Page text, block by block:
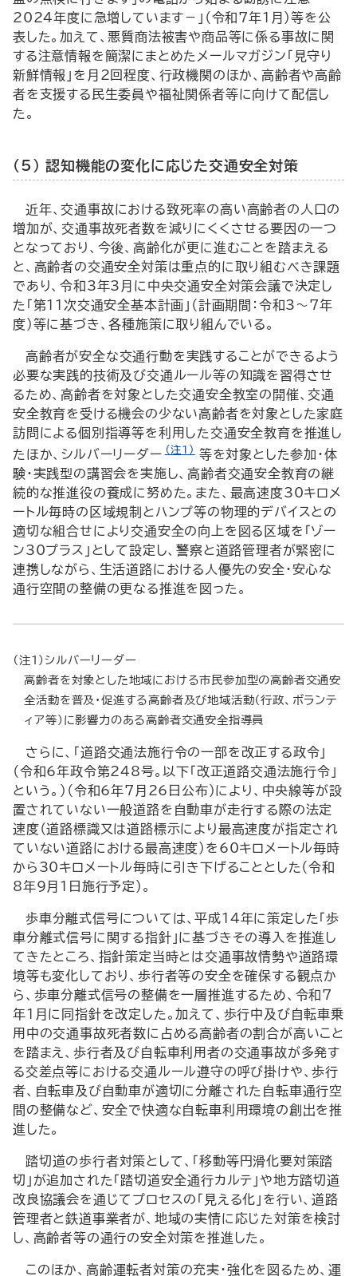
2024年度に急増しています－」（令和7年1月）等を公
表した。加えて、悪質商法被害や商品等に係る事故に関
する注意情報を簡潔にまとめたメールマガジン「見守り
新鮮情報」を月2回程度、行政機関のほか、高齢者や高齢
者を支援する民生委員や福祉関係者等に向けて配信し
た。
（5） 認知機能の変化に応じた交通安全対策
近年、交通事故における致死率の高い高齢者の人口の
増加が、交通事故死者数を減りにくくさせる要因の一つ
となっており、今後、高齢化が更に進むことを踏まえる
と、高齢者の交通安全対策は重点的に取り組むべき課題
であり、令和3年3月に中央交通安全対策会議で決定し
た「第11次交通安全基本計画」（計画期間：令和3～7年
度）等に基づき、各種施策に取り組んでいる。
高齢者が安全な交通行動を実践することができるよう
必要な実践的技術及び交通ルール等の知識を習得させ
るため、高齢者を対象とした交通安全教室の開催、交通
安全教育を受ける機会の少ない高齢者を対象とした家庭
訪問による個別指導等を利用した交通安全教育を推進し
たほか、シルバーリーダー （注1） 等を対象とした参加・体
験・実践型の講習会を実施し、高齢者交通安全教育の継
続的な推進役の養成に努めた。また、最高速度30キロメ
ートル毎時の区域規制とハンプ等の物理的デバイスとの
適切な組合せにより交通安全の向上を図る区域を「ゾー
ン30プラス」として設定し、警察と道路管理者が緊密に
連携しながら、生活道路における人優先の安全・安心な
通行空間の整備の更なる推進を図った。
（注1）シルバーリーダー
高齢者を対象とした地域における市民参加型の高齢者交通安
全活動を普及・促進する高齢者及び地域活動（行政、ボランテ
ィア等）に影響力のある高齢者交通安全指導員
さらに、「道路交通法施行令の一部を改正する政令」
（令和6年政令第248号。以下「改正道路交通法施行令」
という。）（令和6年7月26日公布）により、中央線等が設
置されていない一般道路を自動車が走行する際の法定
速度（道路標識又は道路標示により最高速度が指定され
ていない道路における最高速度）を60キロメートル毎時
から30キロメートル毎時に引き下げることとした（令和
8年9月1日施行予定）。
歩車分離式信号については、平成14年に策定した「歩
車分離式信号に関する指針」に基づきその導入を推進し
てきたところ、指針策定当時とは交通事故情勢や道路環
境等も変化しており、歩行者等の安全を確保する観点か
ら、歩車分離式信号の整備を一層推進するため、令和7
年1月に同指針を改定した。加えて、歩行中及び自転車乗
用中の交通事故死者数に占める高齢者の割合が高いこと
を踏まえ、歩行者及び自転車利用者の交通事故が多発す
る交差点等における交通ルール遵守の呼び掛けや、歩行
者、自転車及び自動車が適切に分離された自転車通行空
間の整備など、安全で快適な自転車利用環境の創出を推
進した。
踏切道の歩行者対策として、「移動等円滑化要対策踏
切」が追加された「踏切道安全通行カルテ」や地方踏切道
改良協議会を通じてプロセスの「見える化」を行い、道路
管理者と鉄道事業者が、地域の実情に応じた対策を検討
し、高齢者等の通行の安全対策を推進した。
このほか、高齢運転者対策の充実・強化を図るため、運